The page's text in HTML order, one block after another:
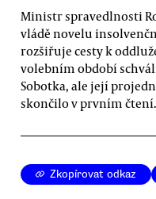
Ministr spravedlnosti
vládě novelu
rozšiřuje cesty k
volebním období
Sobotka, ale její
skončilo v prvním čtení.
Zkopírovat odkaz